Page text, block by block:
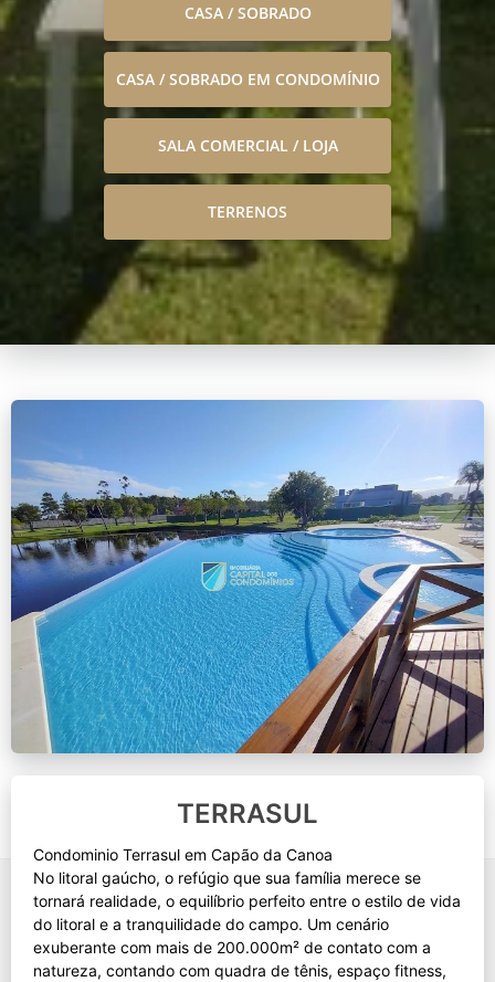
CASA / SOBRADO
CASA / SOBRADO EM CONDOMÍNIO
SALA COMERCIAL / LOJA
TERRENOS
TERRASUL
Condominio Terrasul em Capão da Canoa
No litoral gaúcho, o refúgio que sua família merece se
tornará realidade, o equilíbrio perfeito entre o estilo de vida
do litoral e a tranquilidade do campo. Um cenário
exuberante com mais de 200.000m² de contato com a
natureza, contando com quadra de tênis, espaço fitness,